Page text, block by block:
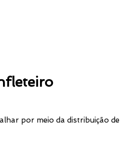
por meio da distribuição de